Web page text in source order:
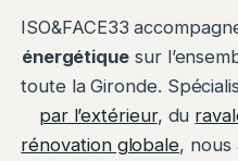
ISO&FACE33
énergétique sur
toute la Gironde.
par l’extérieur, du
rénovation globale, nous